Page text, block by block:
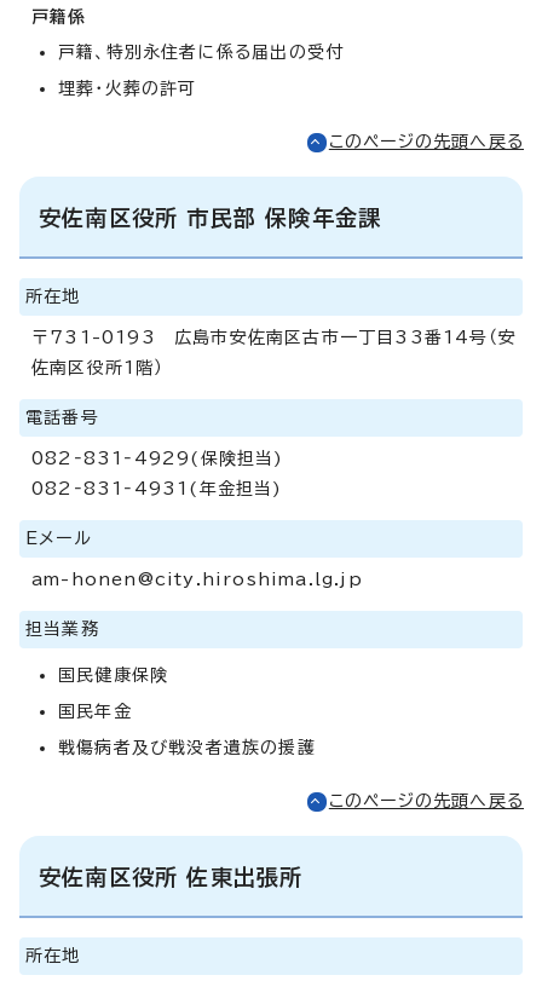
戸籍係
戸籍、特別永住者に係る届出の受付
埋葬・火葬の許可
このページの先頭へ戻る
安佐南区役所 市民部 保険年金課
所在地
〒731-0193 広島市安佐南区古市一丁目33番14号（安
佐南区役所1階）
電話番号
082‐831‐4929(保険担当)
082‐831‐4931(年金担当)
Eメール
am-honen@city.hiroshima.lg.jp
担当業務
国民健康保険
国民年金
戦傷病者及び戦没者遺族の援護
このページの先頭へ戻る
安佐南区役所 佐東出張所
所在地